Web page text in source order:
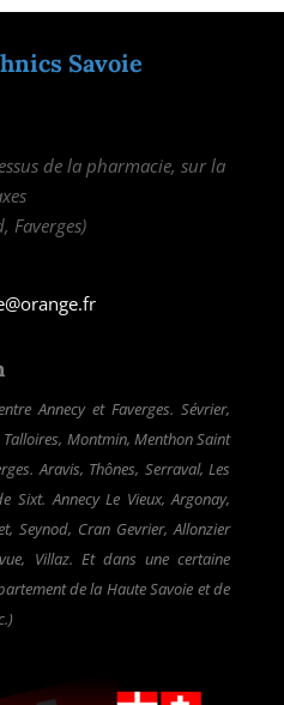
Savoie
de la pharmacie, sur la
Faverges)
Annecy et Faverges. Sévrier,
Montmin, Menthon Saint
Aravis, Thônes, Serraval, Les
Sixt. Annecy Le Vieux, Argonay,
Seynod, Cran Gevrier, Allonzier
Villaz. Et dans une certaine
de la Haute Savoie et de